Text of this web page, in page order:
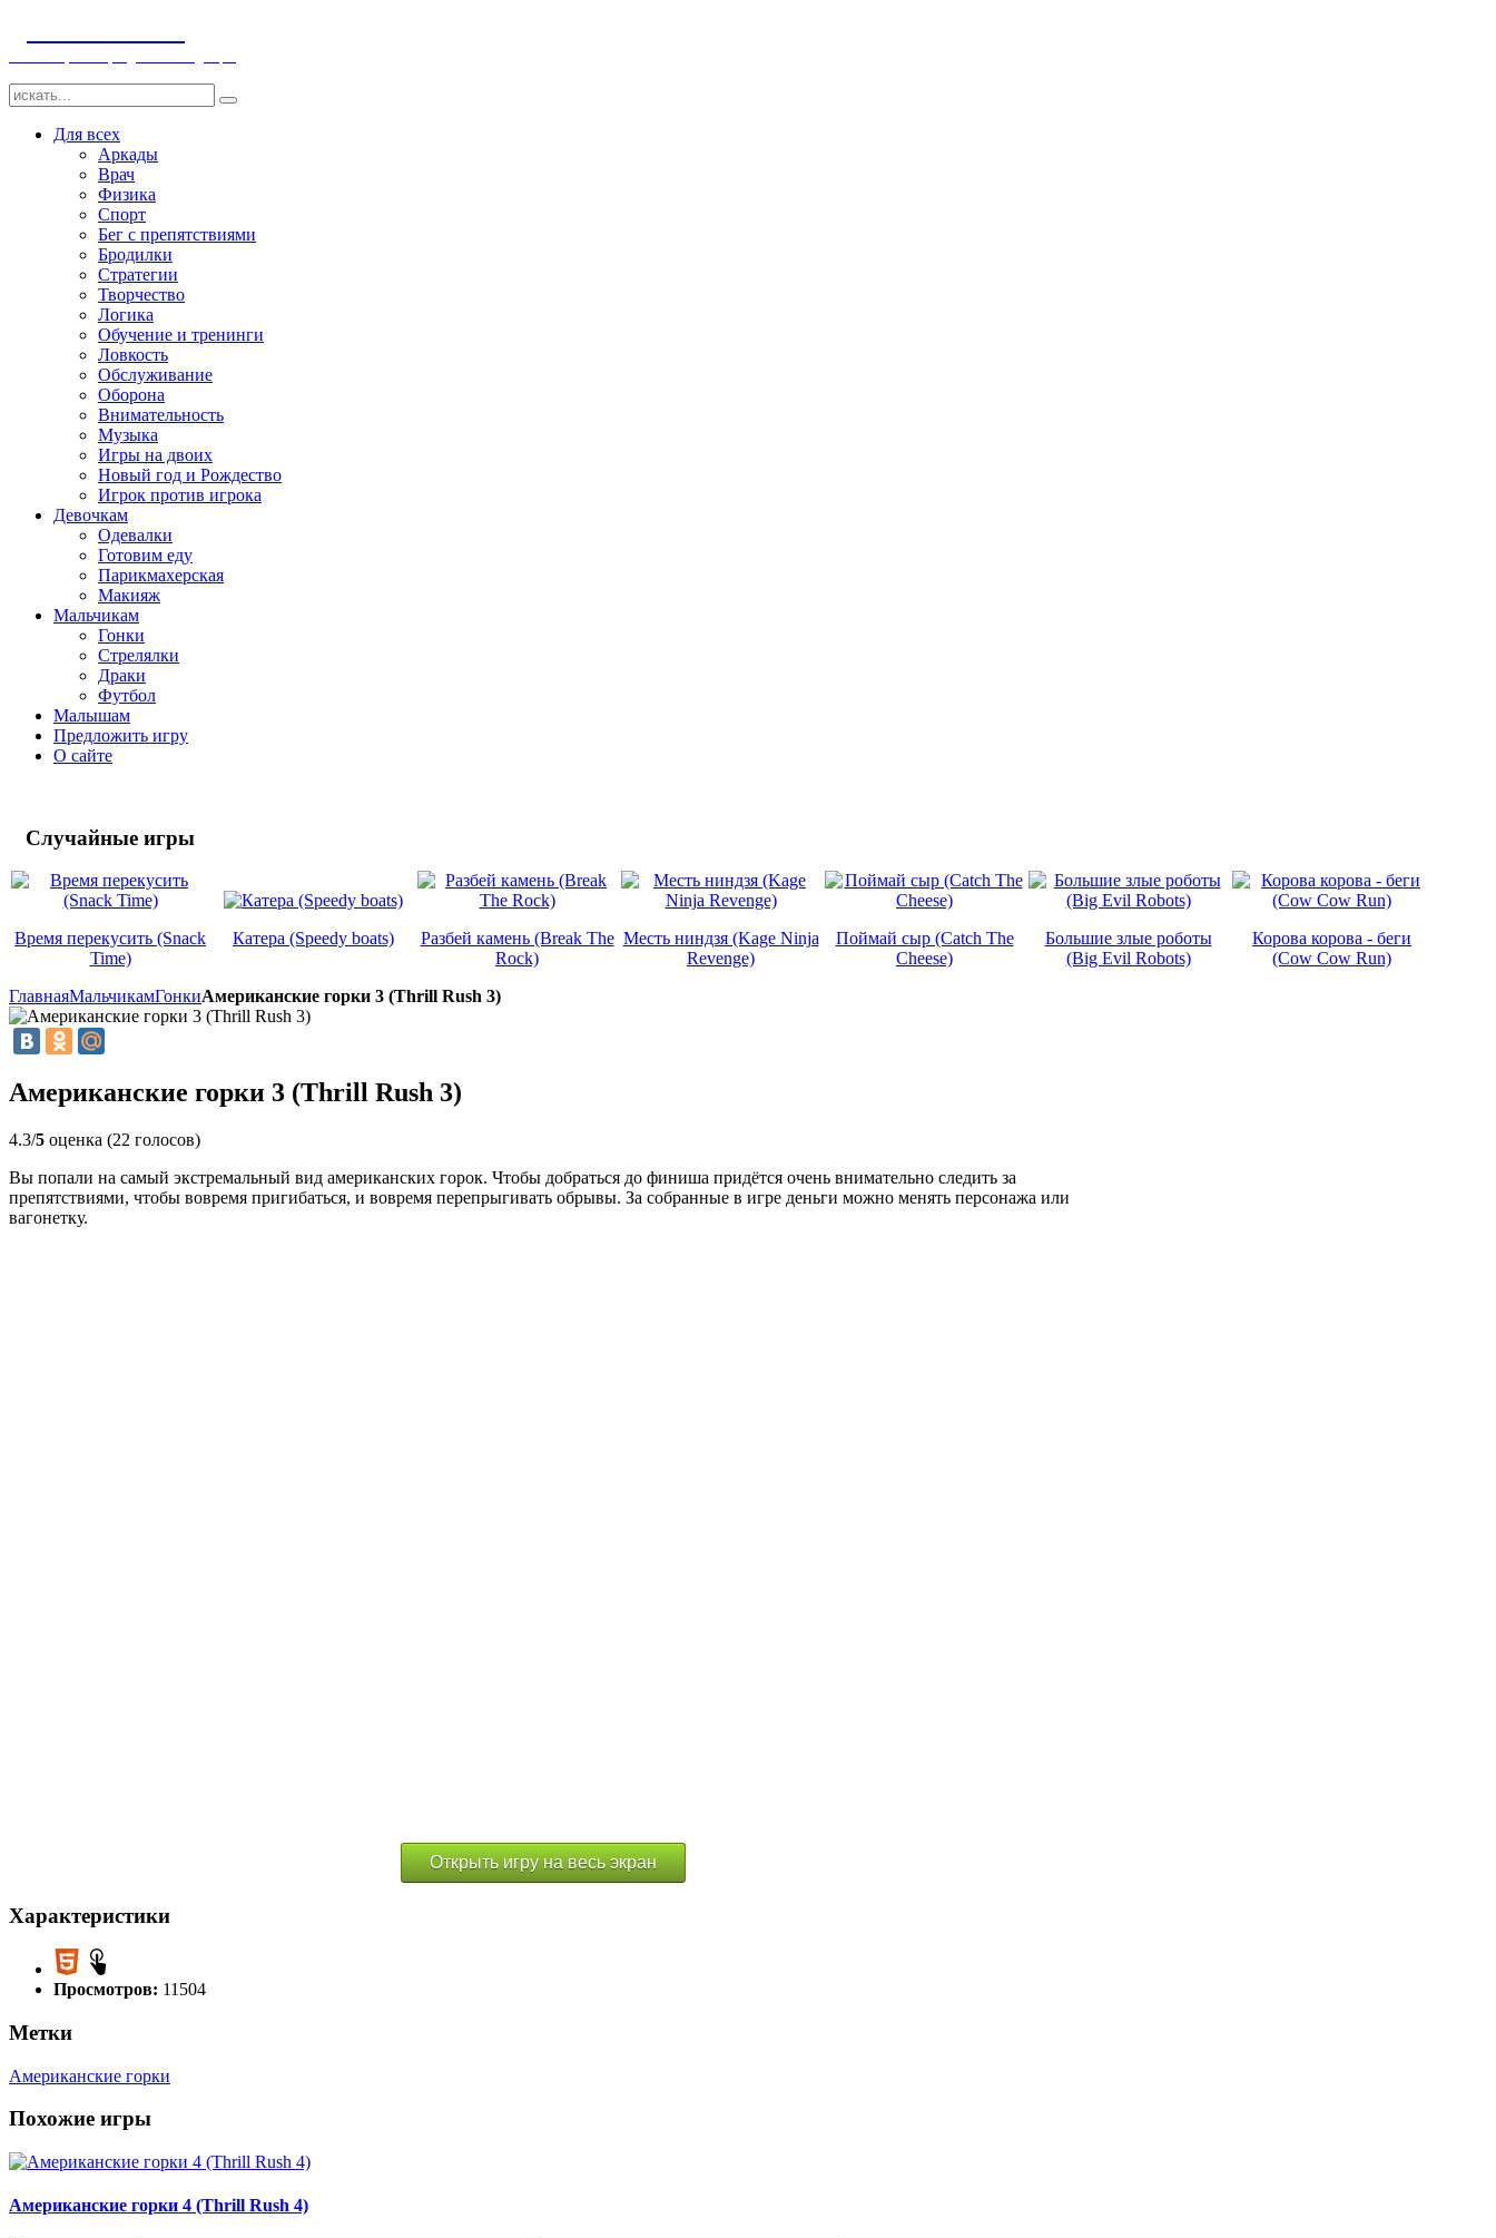
Для всех
Аркады
Врач
Физика
Спорт
Бег с препятствиями
Бродилки
Стратегии
Творчество
Логика
Обучение и тренинги
Ловкость
Обслуживание
Оборона
Внимательность
Музыка
Игры на двоих
Новый год и Рождество
Игрок против игрока
Девочкам
Одевалки
Готовим еду
Парикмахерская
Макияж
Мальчикам
Гонки
Стрелялки
Драки
Футбол
Малышам
Предложить игру
О сайте
Случайные игры
Время перекусить (Snack
Time)
Катера (Speedy boats)
Разбей камень (Break The
Rock)
Месть ниндзя (Kage Ninja
Revenge)
Поймай сыр (Catch The
Cheese)
Большие злые роботы
(Big Evil Robots)
Корова корова - беги
(Cow Cow Run)
ГлавнаяМальчикамГонкиАмериканские горки 3 (Thrill Rush 3)
Американские горки 3 (Thrill Rush 3)
4.3/5 оценка (22 голосов)
Вы попали на самый экстремальный вид американских горок. Чтобы добраться до финиша придётся очень внимательно следить за
препятствиями, чтобы вовремя пригибаться, и вовремя перепрыгивать обрывы. За собранные в игре деньги можно менять персонажа или
вагонетку.
Открыть игру на весь экран
Характеристики
Просмотров: 11504
Метки
Американские горки
Похожие игры
Американские горки 4 (Thrill Rush 4)